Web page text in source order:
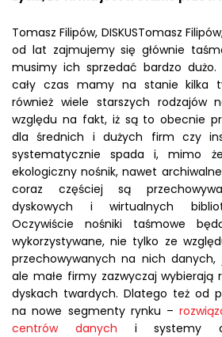
Tomasz Filipów, DISKUSTomasz
od lat zajmujemy się głównie
musimy ich sprzedać bardzo dużo.
cały czas mamy na stanie kilka
również wiele starszych rodzajów
względu na fakt, iż są to obecnie
dla średnich i dużych firm czy
systematycznie spada i, mimo
ekologiczny nośnik, nawet
coraz częściej są
dyskowych i wirtualnych
Oczywiście nośniki taśmowe
wykorzystywane, nie tylko ze
przechowywanych na nich danych,
ale małe firmy zazwyczaj wybierają
dyskach twardych. Dlatego też od
na nowe segmenty rynku –
centrów danych i systemy do